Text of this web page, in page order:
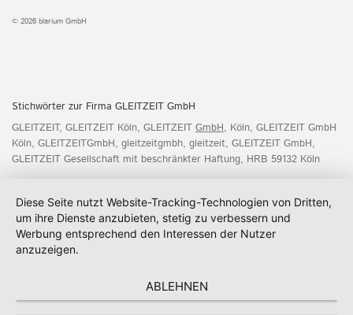
© 2026 blarium GmbH
Stichwörter zur Firma GLEITZEIT GmbH
GLEITZEIT, GLEITZEIT Köln, GLEITZEIT GmbH, Köln, GLEITZEIT GmbH
Köln, GLEITZEITGmbH, gleitzeitgmbh, gleitzeit, GLEITZEIT GmbH,
GLEITZEIT Gesellschaft mit beschränkter Haftung, HRB 59132 Köln
Diese Seite nutzt Website-Tracking-Technologien von Dritten,
um ihre Dienste anzubieten, stetig zu verbessern und
Werbung entsprechend den Interessen der Nutzer
anzuzeigen.
ABLEHNEN